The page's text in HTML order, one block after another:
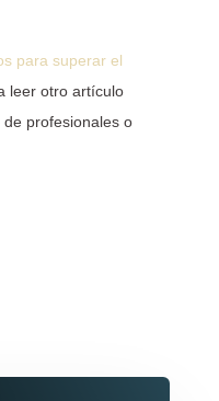
para superar el
leer otro artículo
profesionales o